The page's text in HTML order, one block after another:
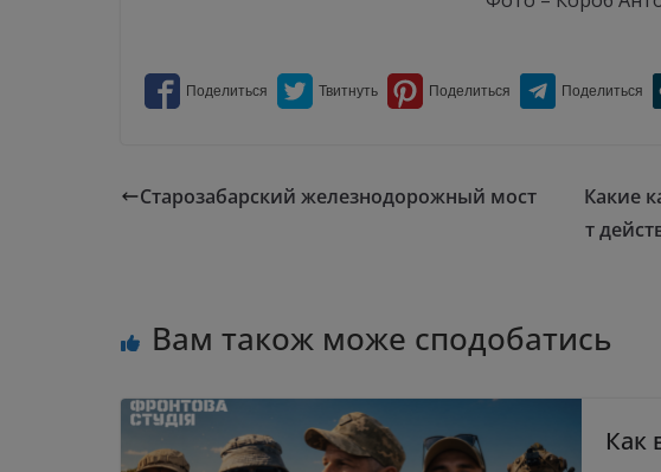
Старозабарский железнодорожный мост
Какие
т
Вам також може сподобатись
Как